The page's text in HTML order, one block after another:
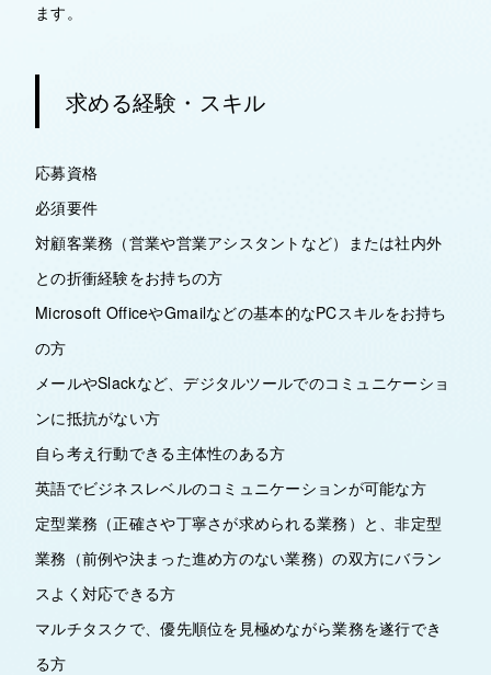
ます。
求める経験・スキル
応募資格
必須要件
対顧客業務（営業や営業アシスタントなど）または社内外
との折衝経験をお持ちの方
Microsoft OfficeやGmailなどの基本的なPCスキルをお持ち
の方
メールやSlackなど、デジタルツールでのコミュニケーショ
ンに抵抗がない方
自ら考え行動できる主体性のある方
英語でビジネスレベルのコミュニケーションが可能な方
定型業務（正確さや丁寧さが求められる業務）と、非定型
業務（前例や決まった進め方のない業務）の双方にバラン
スよく対応できる方
マルチタスクで、優先順位を見極めながら業務を遂行でき
る方